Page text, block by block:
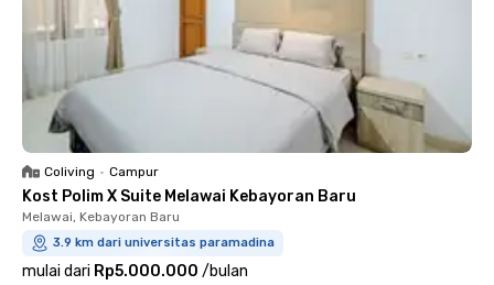
Coliving • Campur
Kost Polim X Suite Melawai Kebayoran Baru
Melawai, Kebayoran Baru
3.9 km dari universitas paramadina
mulai dari Rp5.000.000 /bulan